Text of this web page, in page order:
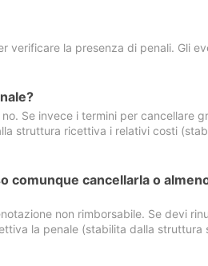
verificare la presenza di penali. Gli
Se invece i termini per cancellare
struttura ricettiva i relativi costi
comunque cancellarla o
non rimborsabile. Se devi
la penale (stabilita dalla struttura